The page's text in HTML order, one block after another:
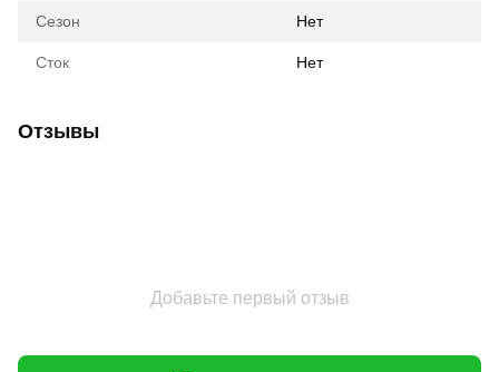
Сезон Нет
Сток Нет
Отзывы
Добавьте первый отзыв